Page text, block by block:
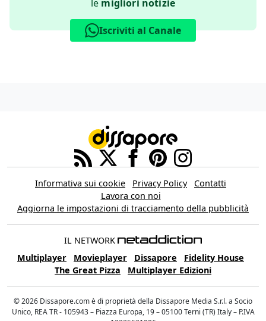
le migliori notizie
Iscriviti al Canale
Informativa sui cookie Privacy Policy
Contatti
Lavora con noi
Aggiorna le impostazioni di tracciamento della pubblicità
IL NETWORK
Multiplayer
Movieplayer Dissapore
Fidelity House
The Great Pizza
Multiplayer Edizioni
© 2026 Dissapore.com è di proprietà della Dissapore Media S.r.l. a Socio
Unico, REA TR - 105943 – Piazza Europa, 19 – 05100 Terni (TR) Italy – P.IVA